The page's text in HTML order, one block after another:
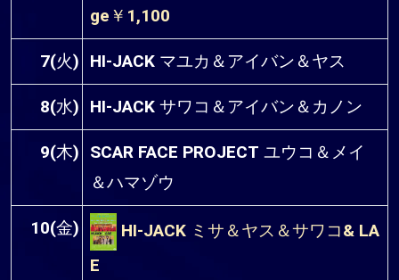
ge￥1,100
7(火) HI-JACK マユカ＆アイバン＆ヤス
8(水) HI-JACK サワコ＆アイバン＆カノン
9(木) SCAR FACE PROJECT ユウコ＆メイ
＆ハマゾウ
10(金)
HI-JACK ミサ＆ヤス＆サワコ& LA
E